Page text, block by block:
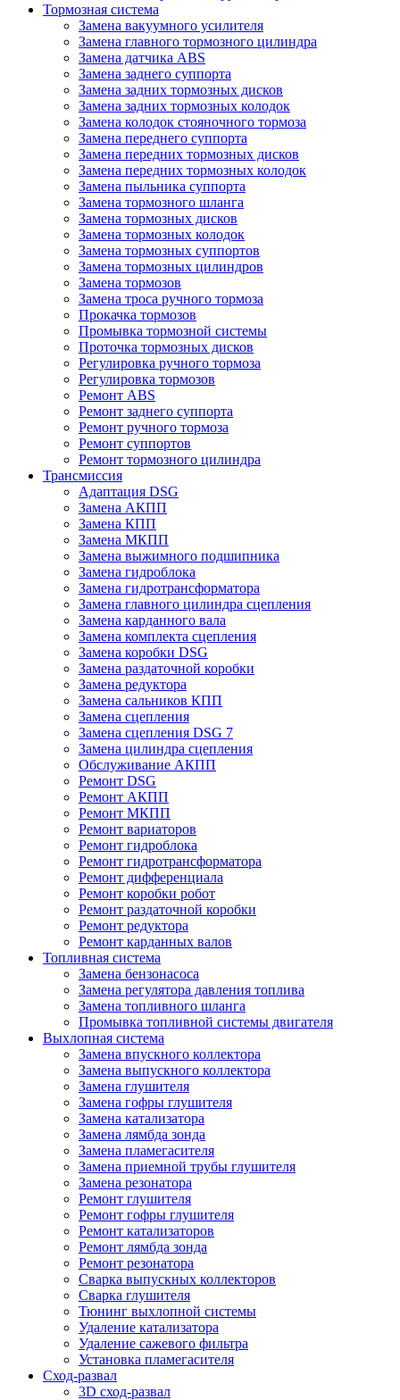
Тормозная система
Замена вакуумного усилителя
Замена главного тормозного цилиндра
Замена датчика ABS
Замена заднего суппорта
Замена задних тормозных дисков
Замена задних тормозных колодок
Замена колодок стояночного тормоза
Замена переднего суппорта
Замена передних тормозных дисков
Замена передних тормозных колодок
Замена пыльника суппорта
Замена тормозного шланга
Замена тормозных дисков
Замена тормозных колодок
Замена тормозных суппортов
Замена тормозных цилиндров
Замена тормозов
Замена троса ручного тормоза
Прокачка тормозов
Промывка тормозной системы
Проточка тормозных дисков
Регулировка ручного тормоза
Регулировка тормозов
Ремонт ABS
Ремонт заднего суппорта
Ремонт ручного тормоза
Ремонт суппортов
Ремонт тормозного цилиндра
Трансмиссия
Адаптация DSG
Замена АКПП
Замена КПП
Замена МКПП
Замена выжимного подшипника
Замена гидроблока
Замена гидротрансформатора
Замена главного цилиндра сцепления
Замена карданного вала
Замена комплекта сцепления
Замена коробки DSG
Замена раздаточной коробки
Замена редуктора
Замена сальников КПП
Замена сцепления
Замена сцепления DSG 7
Замена цилиндра сцепления
Обслуживание АКПП
Ремонт DSG
Ремонт АКПП
Ремонт МКПП
Ремонт вариаторов
Ремонт гидроблока
Ремонт гидротрансформатора
Ремонт дифференциала
Ремонт коробки робот
Ремонт раздаточной коробки
Ремонт редуктора
Ремонт карданных валов
Топливная система
Замена бензонасоса
Замена регулятора давления топлива
Замена топливного шланга
Промывка топливной системы двигателя
Выхлопная система
Замена впускного коллектора
Замена выпускного коллектора
Замена глушителя
Замена гофры глушителя
Замена катализатора
Замена лямбда зонда
Замена пламегасителя
Замена приемной трубы глушителя
Замена резонатора
Ремонт глушителя
Ремонт гофры глушителя
Ремонт катализаторов
Ремонт лямбда зонда
Ремонт резонатора
Сварка выпускных коллекторов
Сварка глушителя
Тюнинг выхлопной системы
Удаление катализатора
Удаление сажевого фильтра
Установка пламегасителя
Сход-развал
3D сход-развал